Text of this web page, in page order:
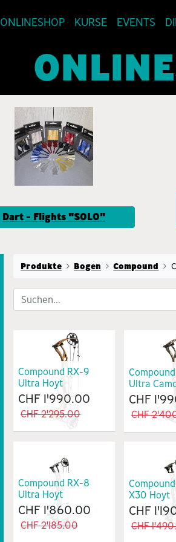
ONLINESHOP KURSE EVENTS
Dart - Flights "SOLO"
Produkte Bogen Compound
Compound RX-9
Ultra Hoyt
CHF 1'990.00
CHF2'295.00
Ultra
CHF
CHF
Compound RX-8
Ultra Hoyt
CHF 1'860.00
CHF2'185.00
X30 Hoyt
CHF
CHF